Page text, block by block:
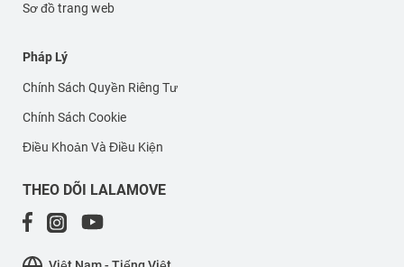
Sơ đồ trang web
Pháp Lý
Chính Sách Quyền Riêng Tư
Chính Sách Cookie
Điều Khoản Và Điều Kiện
THEO DÕI LALAMOVE